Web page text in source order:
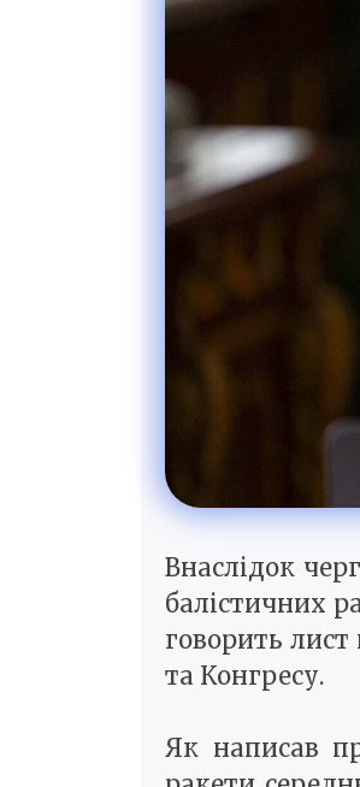
Внаслідок
балістичних
говорить
та Конгресу.
Як написав